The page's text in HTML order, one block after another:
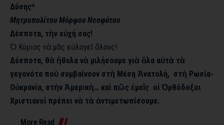
Δύσης*
Μητροπολίτου Μόρφου Νεοφύτου
Δέσποτα, τὴν εὐχή σας!
Ὁ Κύριος νὰ μᾶς εὐλογεῖ ὅλους!
Δέσποτα, θὰ ἤθελα νὰ μιλήσουμε γιὰ ὅλα αὐτὰ τὰ
γεγονότα ποὺ συμβαίνουν στὴ Μέση Ἀνατολή, στὴ Ρωσία-
Οὐκρανία, στὴν Ἀμερικὴ… καὶ πῶς ἐμεῖς οἱ Ὀρθόδοξοι
Χριστιανοὶ πρέπει νὰ τὰ ἀντιμετωπίσουμε.
More Read